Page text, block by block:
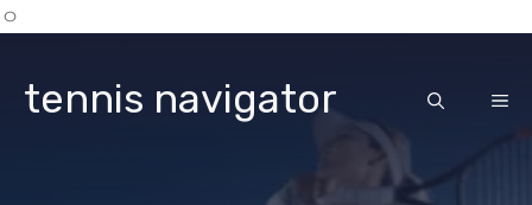
ㅇ
content
tennis navigator